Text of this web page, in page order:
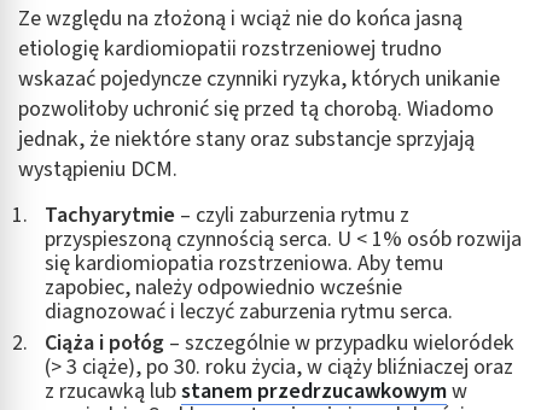
Ze względu na złożoną i wciąż nie do końca jasną
etiologię kardiomiopatii rozstrzeniowej trudno
wskazać pojedyncze czynniki ryzyka, których unikanie
pozwoliłoby uchronić się przed tą chorobą. Wiadomo
jednak, że niektóre stany oraz substancje sprzyjają
wystąpieniu DCM.
Tachyarytmie – czyli zaburzenia rytmu z
przyspieszoną czynnością serca. U < 1% osób rozwija
się kardiomiopatia rozstrzeniowa. Aby temu
zapobiec, należy odpowiednio wcześnie
diagnozować i leczyć zaburzenia rytmu serca.
Ciąża i połóg – szczególnie w przypadku wieloródek
(> 3 ciąże), po 30. roku życia, w ciąży bliźniaczej oraz
z rzucawką lubstanem przedrzucawkowymw